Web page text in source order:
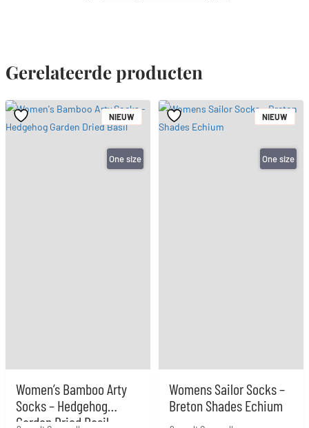
Gerelateerde producten
Women’s Bamboo Arty
Socks – Hedgehog
Garden Dried Basil
NIEUW
One size
Womens Sailor Socks –
Breton Shades Echium
NIEUW
One size